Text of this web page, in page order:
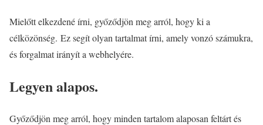
Mielőtt elkezdené írni, győződjön meg arról, hogy ki a
célközönség. Ez segít olyan tartalmat írni, amely vonzó számukra,
és forgalmat irányít a webhelyére.
Legyen alapos.
Győződjön meg arról, hogy minden tartalom alaposan feltárt és